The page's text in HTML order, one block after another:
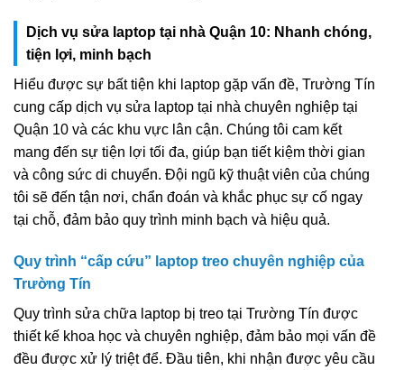
Dịch vụ sửa laptop tại nhà Quận 10: Nhanh chóng,
tiện lợi, minh bạch
Hiểu được sự bất tiện khi laptop gặp vấn đề, Trường Tín
cung cấp dịch vụ sửa laptop tại nhà chuyên nghiệp tại
Quận 10 và các khu vực lân cận. Chúng tôi cam kết
mang đến sự tiện lợi tối đa, giúp bạn tiết kiệm thời gian
và công sức di chuyển. Đội ngũ kỹ thuật viên của chúng
tôi sẽ đến tận nơi, chẩn đoán và khắc phục sự cố ngay
tại chỗ, đảm bảo quy trình minh bạch và hiệu quả.
Quy trình “cấp cứu” laptop treo chuyên nghiệp của
Trường Tín
Quy trình sửa chữa laptop bị treo tại Trường Tín được
thiết kế khoa học và chuyên nghiệp, đảm bảo mọi vấn đề
đều được xử lý triệt để. Đầu tiên, khi nhận được yêu cầu